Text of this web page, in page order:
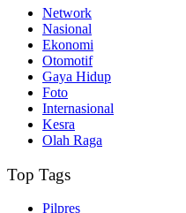
Network
Nasional
Ekonomi
Otomotif
Gaya Hidup
Foto
Internasional
Kesra
Olah Raga
Top Tags
Pilpres